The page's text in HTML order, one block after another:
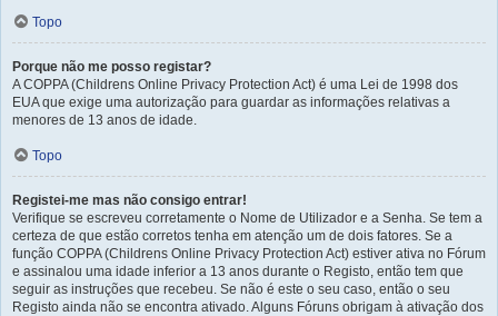
Topo
Porque não me posso registar?
A COPPA (Childrens Online Privacy Protection Act) é uma Lei de 1998 dos
EUA que exige uma autorização para guardar as informações relativas a
menores de 13 anos de idade.
Topo
Registei-me mas não consigo entrar!
Verifique se escreveu corretamente o Nome de Utilizador e a Senha. Se tem a
certeza de que estão corretos tenha em atenção um de dois fatores. Se a
função COPPA (Childrens Online Privacy Protection Act) estiver ativa no Fórum
e assinalou uma idade inferior a 13 anos durante o Registo, então tem que
seguir as instruções que recebeu. Se não é este o seu caso, então o seu
Registo ainda não se encontra ativado. Alguns Fóruns obrigam à ativação dos